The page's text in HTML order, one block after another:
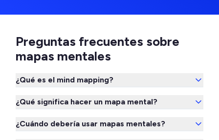
Preguntas frecuentes sobre
mapas mentales
¿Qué es el mind mapping?
¿Qué significa hacer un mapa mental?
¿Cuándo debería usar mapas mentales?